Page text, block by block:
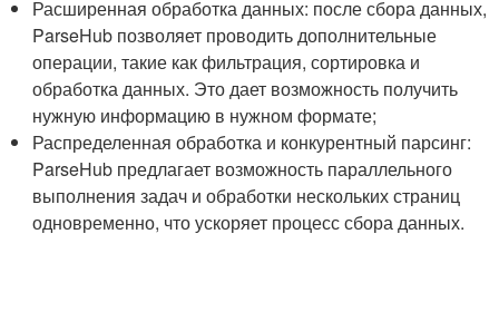
Расширенная обработка данных: после сбора данных,
ParseHub позволяет проводить дополнительные
операции, такие как фильтрация, сортировка и
обработка данных. Это дает возможность получить
нужную информацию в нужном формате;
Распределенная обработка и конкурентный парсинг:
ParseHub предлагает возможность параллельного
выполнения задач и обработки нескольких страниц
одновременно, что ускоряет процесс сбора данных.